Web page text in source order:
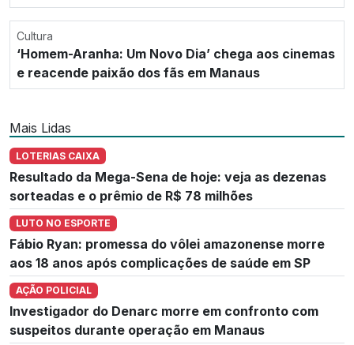
Cultura
‘Homem-Aranha: Um Novo Dia’ chega aos cinemas
e reacende paixão dos fãs em Manaus
Mais Lidas
LOTERIAS CAIXA
Resultado da Mega-Sena de hoje: veja as dezenas
sorteadas e o prêmio de R$ 78 milhões
LUTO NO ESPORTE
Fábio Ryan: promessa do vôlei amazonense morre
aos 18 anos após complicações de saúde em SP
AÇÃO POLICIAL
Investigador do Denarc morre em confronto com
suspeitos durante operação em Manaus